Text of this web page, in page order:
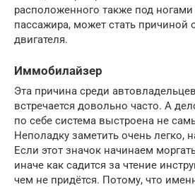
расположенного также под ногами
пассажира, может стать причиной
двигателя.
Иммобилайзер
Эта причина среди
встречается довольно часто. А
по себе система выстроена не
Неполадку заметить очень легко,
Если этот значок начинаем
иначе как садится за чтение
чем не придётся. Потому, что